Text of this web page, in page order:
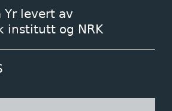
levert av
institutt og NRK